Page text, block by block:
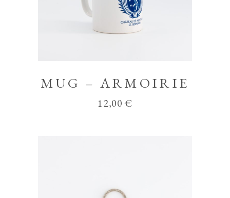
MUG – ARMOIRIE
12,00€